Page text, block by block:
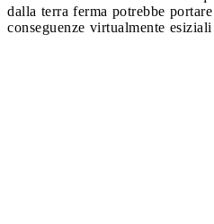
dalla terra ferma potrebbe
conseguenze virtualmente